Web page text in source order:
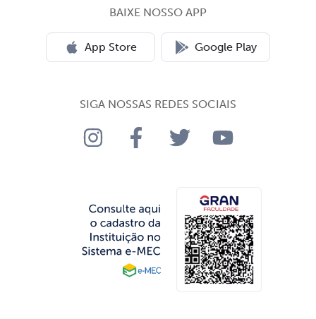
BAIXE NOSSO APP
App Store Google Play
SIGA NOSSAS REDES SOCIAIS